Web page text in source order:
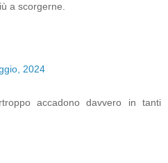
a scorgerne.
2024
accadono davvero in tanti